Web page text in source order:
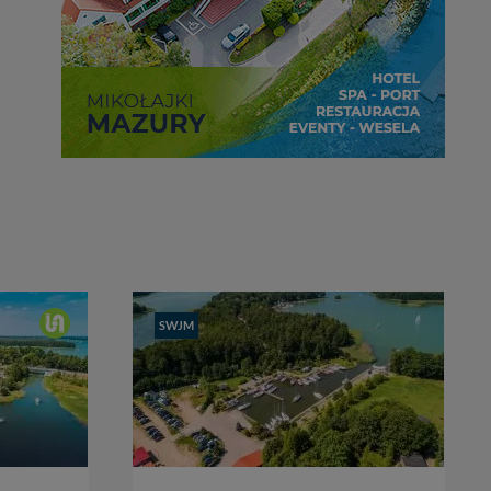
głębokość
2,00 - 8,00 m
cumowanie
muring,long side
cena
25 zł
SWJM